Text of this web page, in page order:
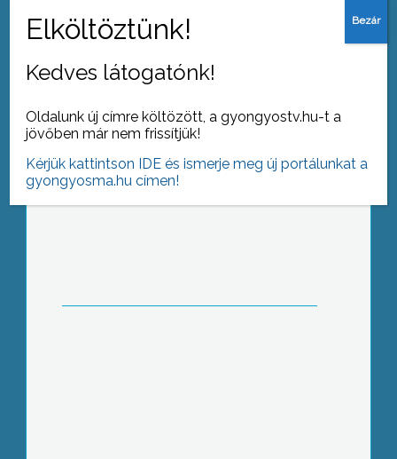
Véradónap
Kedves látogatónk!
Oldalunk új címre költözött, a gyongyostv.hu-t a
jövőben már nem frissítjük!
Kérjük kattintson IDE és ismerje meg új portálunkat a
gyongyosma.hu címen!